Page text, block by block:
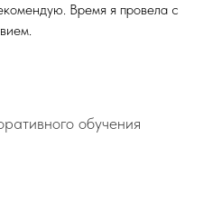
Время я провела с
обучения